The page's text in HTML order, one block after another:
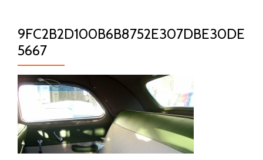
9FC2B2D100B6B8752E307DBE30DE
5667